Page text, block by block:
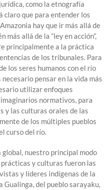
como la etnografía
claro que para entender los
hay que ir más allá de
más allá de la “ley en acción”,
principalmente a la práctica
de los tribunales. Para
los seres humanos con el río
pensar en la vida más
utilizar enfoques
normativos, para
y las culturas orales de las
de los múltiples pueblos
curso del río.
global, nuestro principal modo
y culturas fueron las
y líderes indígenas de la
Gualinga, del pueblo sarayaku,